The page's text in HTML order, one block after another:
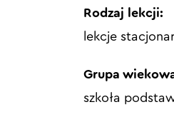
Rodzaj lekcji:
lekcje
Grupa
szkoła